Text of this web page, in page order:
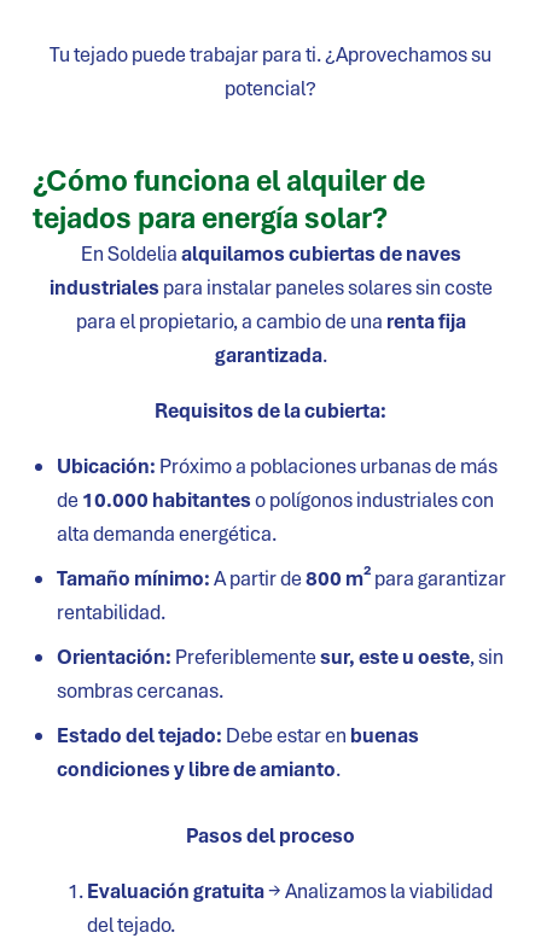
Tu tejado puede trabajar para ti. ¿Aprovechamos su
potencial?
¿Cómo funciona el alquiler de
tejados para energía solar?
En Soldeliaalquilamos cubiertas de naves
industriales para instalar paneles solares sin coste
para el propietario, a cambio de una renta fija
garantizada.
Requisitos de la cubierta:
Ubicación: Próximo a poblaciones urbanas de más
de10.000 habitanteso polígonos industriales con
alta demanda energética.
Tamaño mínimo:A partir de800 m²para garantizar
rentabilidad.
Orientación: Preferiblementesur, este u oeste, sin
sombras cercanas.
Estado del tejado: Debe estar en buenas
condiciones y libre de amianto.
Pasos del proceso
Evaluación gratuita→ Analizamos la viabilidad
del tejado.